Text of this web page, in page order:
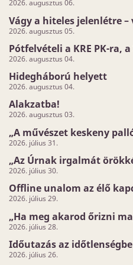
2026. augusztus 06.
Vágy a hiteles jelenlétre –
2026. augusztus 05.
Pótfelvételi a KRE PK-ra,
2026. augusztus 04.
Hidegháború helyett
2026. augusztus 04.
Alakzatba!
2026. augusztus 03.
„A művészet keskeny
2026. július 31.
„Az Úrnak irgalmát
2026. július 30.
Offline unalom az élő
2026. július 29.
„Ha meg akarod őrizni
2026. július 28.
Időutazás az időtlenségbe
2026. július 26.